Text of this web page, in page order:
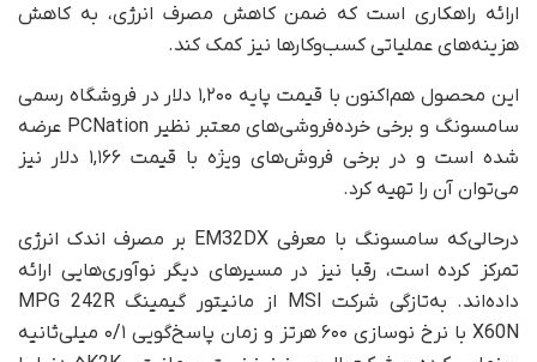
ارائه راهکاری است که ضمن کاهش مصرف انرژی، به کاهش
هزینه‌های عملیاتی کسب‌وکارها نیز کمک کند.
این محصول هم‌اکنون با قیمت پایه ۱,۲۰۰ دلار در فروشگاه رسمی
سامسونگ و برخی خرده‌فروشی‌های معتبر نظیر PCNation عرضه
شده است و در برخی فروش‌های ویژه با قیمت ۱,۱۶۶ دلار نیز
می‌توان آن را تهیه کرد.
در‌حالی‌که سامسونگ با معرفی EM32DX بر مصرف اندک انرژی
تمرکز کرده است، رقبا نیز در مسیرهای دیگر نوآوری‌هایی ارائه
داده‌اند. به‌تازگی شرکت MSI از مانیتور گیمینگ MPG 242R
X60N با نرخ نوسازی ۶۰۰ هرتز و زمان پاسخ‌گویی ۰/۱ میلی‌ثانیه